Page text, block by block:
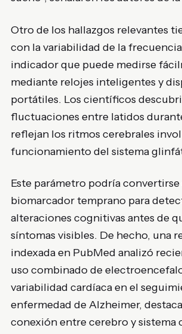
Otro de los hallazgos relevantes
con la variabilidad de la
indicador que puede medirse
mediante relojes inteligentes y
portátiles. Los científicos
fluctuaciones entre latidos
reflejan los ritmos cerebrales
funcionamiento del sistema
Este parámetro podría convertirse
biomarcador temprano para
alteraciones cognitivas antes de
síntomas visibles. De hecho, una
indexada en PubMed analizó
uso combinado de
variabilidad cardíaca en el
enfermedad de Alzheimer,
conexión entre cerebro y sistema